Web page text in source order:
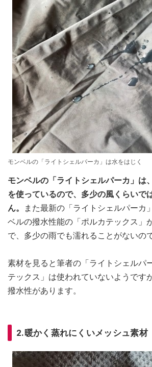
モンベルの「ライトシェルパーカ」は水をはじく
モンベルの「ライトシェルパーカ」は
を使っているので、多少の風くらいで
ん。
また最新の「ライトシェルパーカ
ベルの撥水性能の「ポルカテックス」
で、多少の雨でも濡れることがないの
素材を見ると筆者の「ライトシェルパ
テックス」は使われていないようです
撥水性があります。
2.暖かく蒸れにくいメッシュ素材